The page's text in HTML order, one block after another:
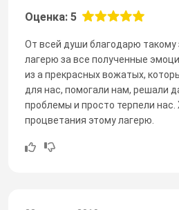
Оценка: 5
От всей души благодарю
лагерю за все полученные
из а прекрасных вожатых,
для нас, помогали нам, решали
проблемы и просто терпели
процветания этому лагерю.